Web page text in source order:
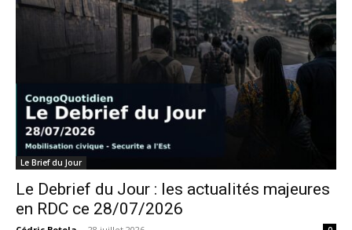
Le Brief du Jour
Le Debrief du Jour : les actualités majeures
en RDC ce 28/07/2026